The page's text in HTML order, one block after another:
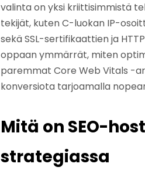
valinta on yksi kriittisimmistä
tekijät, kuten C-luokan IP-
sekä SSL-sertifikaattien ja
oppaan ymmärrät, miten
paremmat Core Web Vitals -
konversiota tarjoamalla
Mitä on SEO-
strategiassa